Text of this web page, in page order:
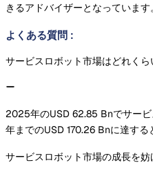
きるアドバイザーとなっています。
よくある質問 :
サービスロボット市場はどれく
2025年のUSD 62.85 Bnでサー
年までのUSD 170.26 Bnに達する
サービスロボット市場の成長を